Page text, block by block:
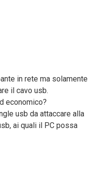
in rete ma solamente
il cavo usb.
economico?
usb da attaccare alla
ai quali il PC possa